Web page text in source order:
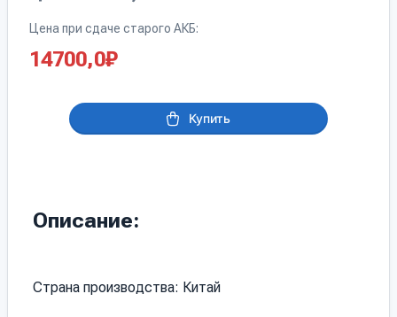
Цена при сдаче старого АКБ:
14700,0₽
Купить
Описание:
Страна производства: Китай